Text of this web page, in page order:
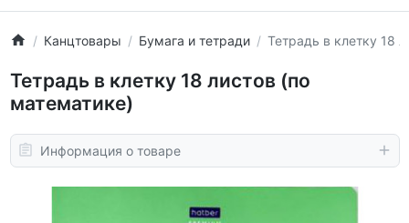
Канцтовары Бумага и тетради Тетрадь в клетку 18
Тетрадь в клетку 18 листов (по
математике)
Информация о товаре